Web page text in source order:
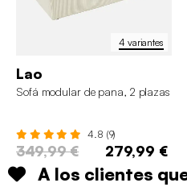
4 variantes
Lao
Sofá modular de pana, 2 plazas
4.8 (9)
349,99 € 279,99 €
A los clientes